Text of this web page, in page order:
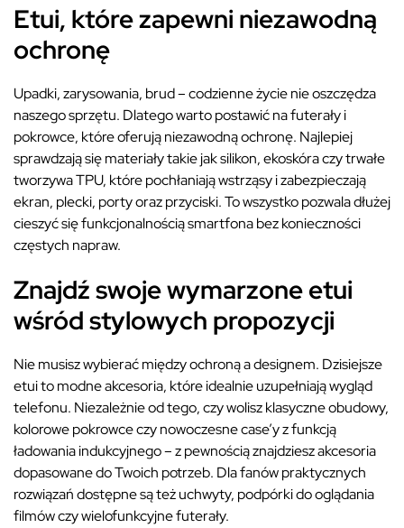
Etui, które zapewni niezawodną
ochronę
Upadki, zarysowania, brud – codzienne życie nie oszczędza
naszego sprzętu. Dlatego warto postawić na futerały i
pokrowce, które oferują niezawodną ochronę. Najlepiej
sprawdzają się materiały takie jak silikon, ekoskóra czy trwałe
tworzywa TPU, które pochłaniają wstrząsy i zabezpieczają
ekran, plecki, porty oraz przyciski. To wszystko pozwala dłużej
cieszyć się funkcjonalnością smartfona bez konieczności
częstych napraw.
Znajdź swoje wymarzone etui
wśród stylowych propozycji
Nie musisz wybierać między ochroną a designem. Dzisiejsze
etui to modne akcesoria, które idealnie uzupełniają wygląd
telefonu. Niezależnie od tego, czy wolisz klasyczne obudowy,
kolorowe pokrowce czy nowoczesne case’y z funkcją
ładowania indukcyjnego – z pewnością znajdziesz akcesoria
dopasowane do Twoich potrzeb. Dla fanów praktycznych
rozwiązań dostępne są też uchwyty, podpórki do oglądania
filmów czy wielofunkcyjne futerały.